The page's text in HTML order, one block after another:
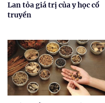
Lan tỏa giá trị của y học cổ
truyền